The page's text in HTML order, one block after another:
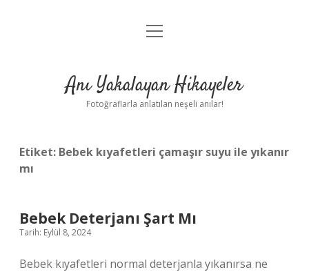
Anasayfa
Yasal Uyarı
menüyü
Anı Yakalayan Hikayeler
Fotoğraflarla anlatılan neşeli anılar!
Etiket: Bebek kıyafetleri çamaşır suyu ile yıkanır
mı
Bebek Deterjanı Şart Mı
Tarih: Eylül 8, 2024
Bebek kıyafetleri normal deterjanla yıkanırsa ne